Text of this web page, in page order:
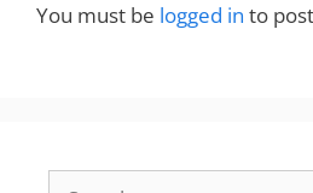
You must be logged in to